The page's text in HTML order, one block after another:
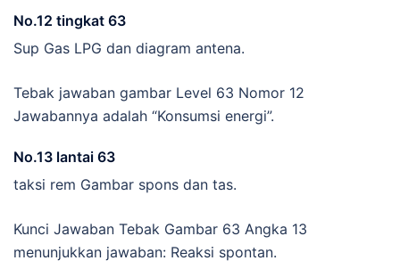
No.12 tingkat 63
Sup Gas LPG dan diagram antena.
Tebak jawaban gambar Level 63 Nomor 12
Jawabannya adalah “Konsumsi energi”.
No.13 lantai 63
taksi rem Gambar spons dan tas.
Kunci Jawaban Tebak Gambar 63 Angka 13
menunjukkan jawaban: Reaksi spontan.